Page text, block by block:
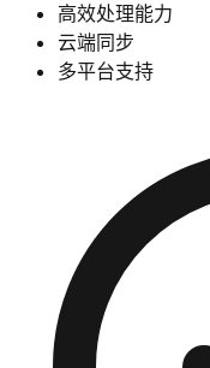
高效处理能力
云端同步
多平台支持